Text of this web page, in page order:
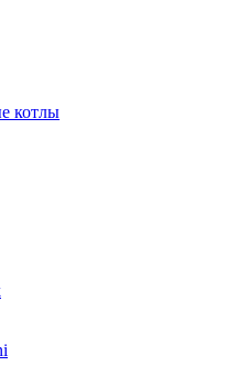
котлы